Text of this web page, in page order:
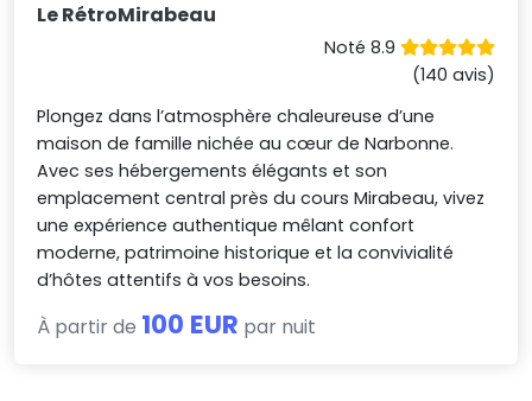
Le RétroMirabeau
Noté 8.9
(140 avis)
Plongez dans l’atmosphère chaleureuse d’une
maison de famille nichée au cœur de Narbonne.
Avec ses hébergements élégants et son
emplacement central près du cours Mirabeau, vivez
une expérience authentique mêlant confort
moderne, patrimoine historique et la convivialité
d’hôtes attentifs à vos besoins.
À partir de 100 EUR par nuit